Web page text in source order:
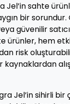
Jel’in sahte
bir
güvenilir
ürünler, hem
risk
kaynaklardan
Jel’in sihirli